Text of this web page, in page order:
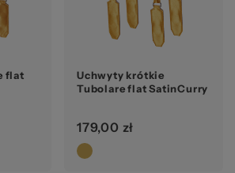
flat
Uchwyty krótkie
Tubolare flat SatinCurry
179,00 zł